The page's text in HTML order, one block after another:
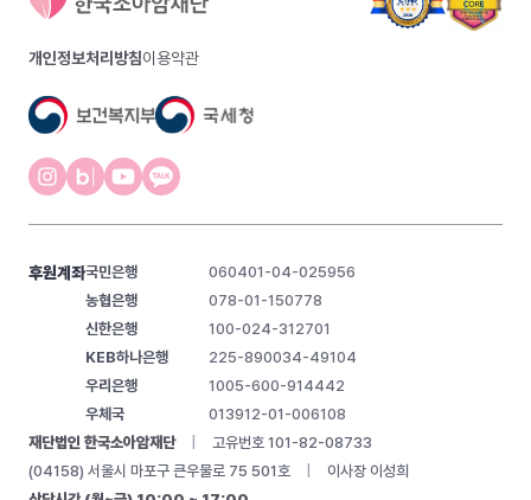
개인정보처리방침이용약관
재단법인 한국소아암재단
고유번호 101-82-08733
(04158) 서울시 마포구 큰우물로 75 501호
이사장 이성희
후원계좌국민은행
060401-04-025956
농협은행
078-01-150778
신한은행
100-024-312701
KEB하나은행
225-890034-49104
우리은행
1005-600-914442
우체국
013912-01-006108